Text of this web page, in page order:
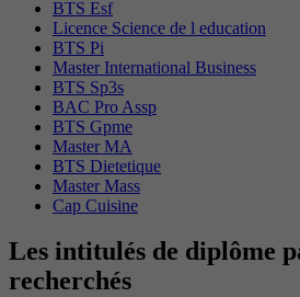
BTS Esf
Licence Science de l education
BTS Pi
Master International Business
BTS Sp3s
BAC Pro Assp
BTS Gpme
Master MA
BTS Dietetique
Master Mass
Cap Cuisine
Les intitulés de diplôme
recherchés